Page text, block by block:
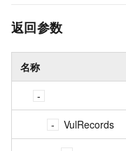
返回参数
名称
VulRecords